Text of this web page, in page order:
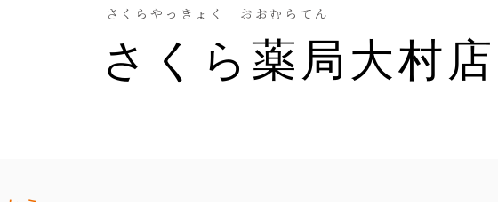
さくらやっきょく おおむらてん
さくら薬局大村店